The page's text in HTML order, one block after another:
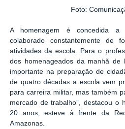
Foto:
A homenagem é concedida a
colaborado constantemente de
atividades da escola. Para o
dos homenageados da manhã de
importante na preparação de
de quatro décadas a escola vem
para carreira militar, mas também
mercado de trabalho”, destacou o
20 anos, esteve à frente da
Amazonas.